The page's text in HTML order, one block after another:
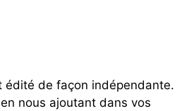
édité de façon indépendante.
nous ajoutant dans vos